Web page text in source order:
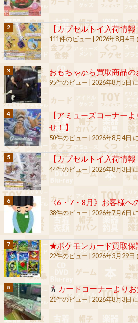
【カプセルトイ入荷情報
111件のビュー | 2026年8月4日
おもちゃから買取商品
95件のビュー | 2026年8月5日
【アミューズコーナー
せ！】
50件のビュー | 2026年8月4日
【カプセルトイ入荷情報
44件のビュー | 2026年8月3日
《6・7・8月》お客様へ
38件のビュー | 2026年7月6日
★ポケモンカード買取
22件のビュー | 2026年3月29日
カードコーナーより
21件のビュー |2026年8月3日